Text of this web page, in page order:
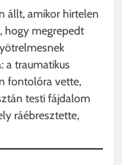
állt, amikor hirtelen
hogy megrepedt
a traumatikus
fontolóra vette,
testi fájdalom
ráébresztette,